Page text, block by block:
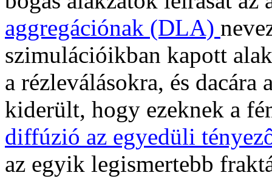
aggregációnak (DLA)
szimulációikban kapott
a rézleválásokra, és
kiderült, hogy ezeknek a
diffúzió az egyedüli
az egyik legismertebb